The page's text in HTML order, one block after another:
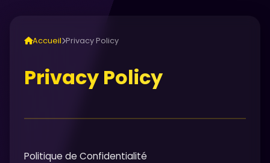
Accueil Privacy Policy
Privacy Policy
Politique de Confidentialité